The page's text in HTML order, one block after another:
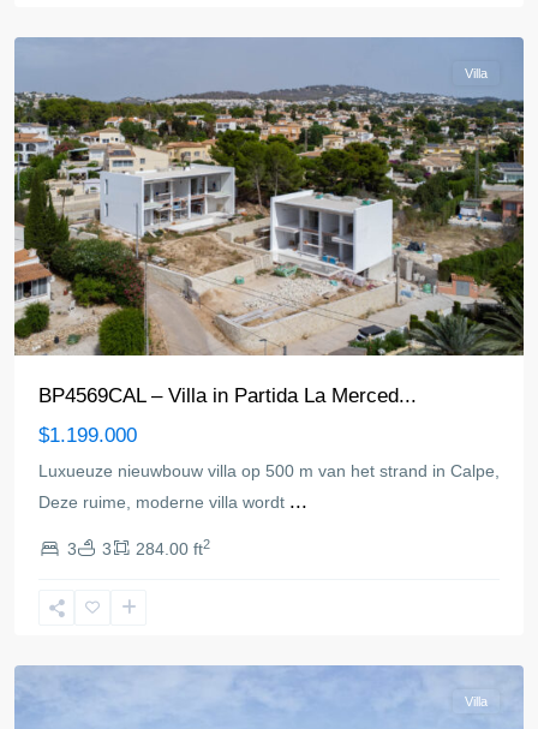
Villa
BP4569CAL – Villa in Partida La Merced...
$1.199.000
Luxueuze nieuwbouw villa op 500 m van het strand in Calpe,
Deze ruime, moderne villa wordt ...
3 3 284.00 ft2
Villa